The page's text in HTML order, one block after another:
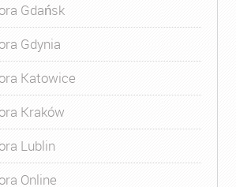
Gdańsk
Gdynia
Katowice
Kraków
Lublin
Online